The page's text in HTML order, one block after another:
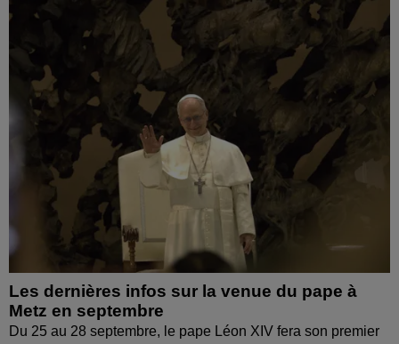
Les dernières infos sur la venue du pape à
Metz en septembre
Du 25 au 28 septembre, le pape Léon XIV fera son premier